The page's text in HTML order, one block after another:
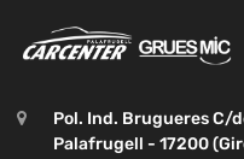
Pol. Ind. Brugueres C/
Palafrugell - 17200